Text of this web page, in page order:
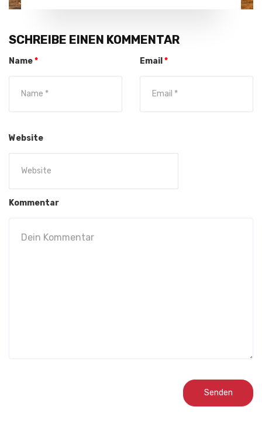
SCHREIBE EINEN KOMMENTAR
Kommentar
Name* Email *
Website